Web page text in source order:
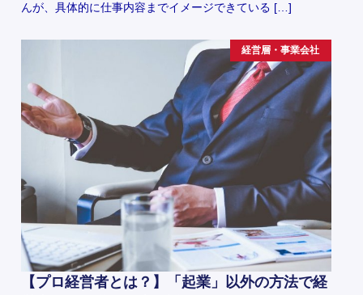
んが、具体的に仕事内容までイメージできている […]
経営層・事業会社
【プロ経営者とは？】「起業」以外の方法で経